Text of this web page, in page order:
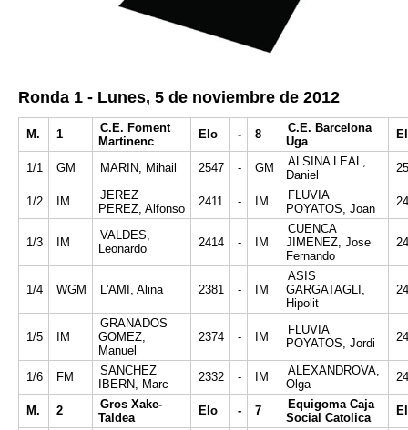
Ronda 1 - Lunes, 5 de noviembre de 2012
M. 1
C.E. Foment
Martinenc
Elo - 8
C.E. Barcelona
Uga
1/1 GM MARIN, Mihail 2547 - GM
ALSINA LEAL,
Daniel
1/2 IM
JEREZ
PEREZ, Alfonso
2411 - IM
FLUVIA
POYATOS, Joan
1/3 IM
VALDES,
Leonardo
2414 - IM
CUENCA
JIMENEZ, Jose
Fernando
1/4 WGM L'AMI, Alina 2381 - IM
ASIS
GARGATAGLI,
Hipolit
1/5 IM
GRANADOS
GOMEZ,
Manuel
2374 - IM
FLUVIA
POYATOS, Jordi
1/6 FM
SANCHEZ
IBERN, Marc
2332 - IM
ALEXANDROVA,
Olga
M. 2
Gros Xake-
Taldea
Elo - 7
Equigoma Caja
Social Catolica